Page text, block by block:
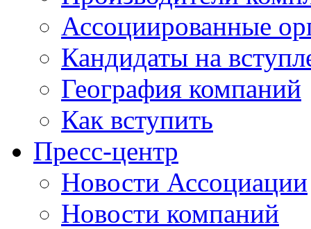
Ассоциированные
Кандидаты на
География компаний
Как вступить
Пресс-центр
Новости Ассоциации
Новости компаний